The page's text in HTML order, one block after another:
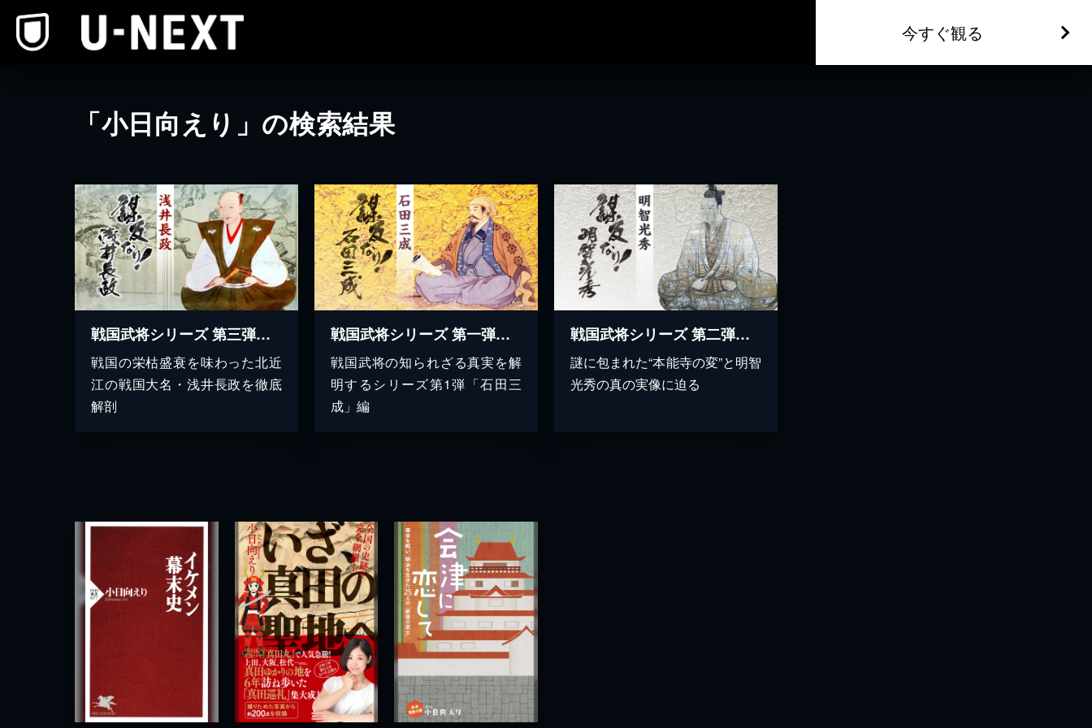
今すぐ観る
「小日向えり」の検索結果
戦国武将シリーズ 第三弾 謀反なり！浅井長政
戦国の栄枯盛衰を味わった北近
江の戦国大名・浅井長政を徹底
解剖
戦国武将シリーズ 第一弾 謀反なり！石田三成
戦国武将の知られざる真実を解
明するシリーズ第1弾「石田三
成」編
戦国武将シリーズ 第二弾 謀反なり！明智光秀
謎に包まれた“本能寺の変”と明智
光秀の真の実像に迫る